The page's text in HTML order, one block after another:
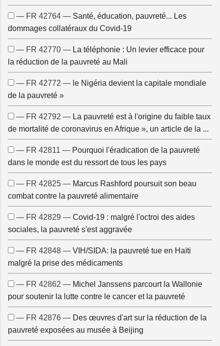
— FR 42764 — Santé, éducation, pauvreté... Les
dommages collatéraux du Covid-19
— FR 42770 — La téléphonie : Un levier efficace pour
la réduction de la pauvreté au Mali
— FR 42772 — le Nigéria devient la capitale mondiale
de la pauvreté »
— FR 42792 — La pauvreté est à l'origine du faible taux
de mortalité de coronavirus en Afrique », un article de la ...
— FR 42811 — Pourquoi l'éradication de la pauvreté
dans le monde est du ressort de tous les pays
— FR 42825 — Marcus Rashford poursuit son beau
combat contre la pauvreté alimentaire
— FR 42829 — Covid-19 : malgré l'octroi des aides
sociales, la pauvreté s'est aggravée
— FR 42848 — VIH/SIDA: la pauvreté tue en Haïti
malgré la prise des médicaments
— FR 42862 — Michel Janssens parcourt la Wallonie
pour soutenir la lutte contre le cancer et la pauvreté
— FR 42876 — Des œuvres d'art sur la réduction de la
pauvreté exposées au musée à Beijing